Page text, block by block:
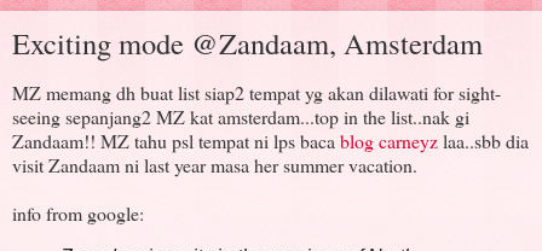
Exciting mode @Zandaam, Amsterdam
MZ memang dh buat list siap2 tempat yg akan dilawati for sight-
seeing sepanjang2 MZ kat amsterdam...top in the list..nak gi
Zandaam!! MZ tahu psl tempat ni lps bacablog carneyzlaa..sbb dia
visit Zandaam ni last year masa her summer vacation.
info from google: